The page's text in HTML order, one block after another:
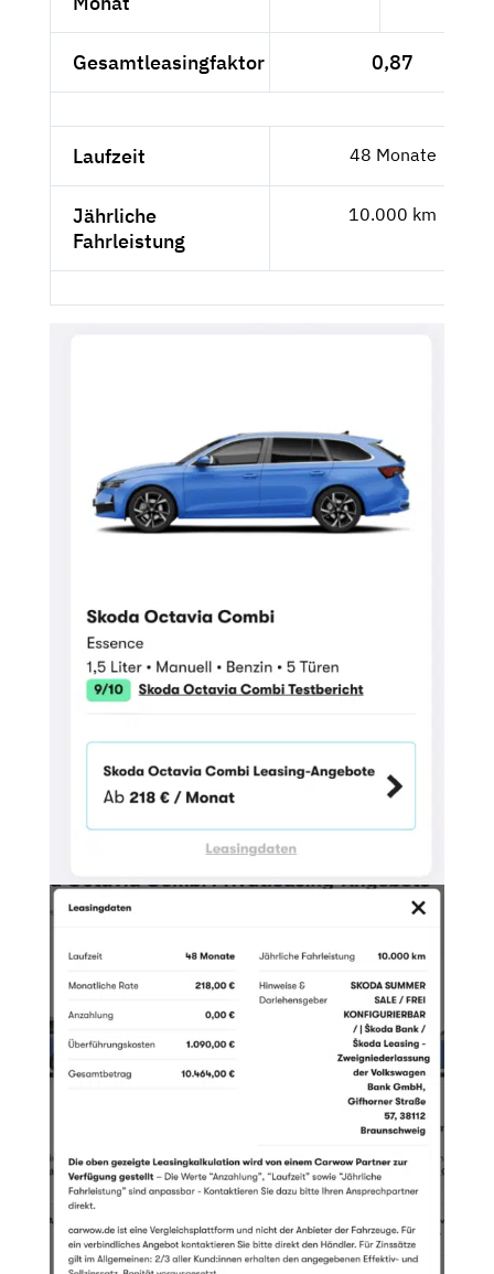
Gesamtleasingfaktor 0,87
Laufzeit 48 Monate
Jährliche
Fahrleistung
10.000 km